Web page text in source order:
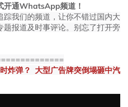
通WhatsApp频道！
踪我们的频道，让你不错过国内大
题报道及时事评论。别忘了打开旁
炸弹？ 大型广告牌突倒塌砸中汽